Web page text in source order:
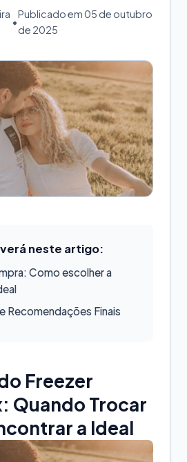
•
Publicado em 05 de outubro
de 2025
neste artigo:
Como escolher a
Recomendações Finais
Freezer
Quando Trocar
a Ideal